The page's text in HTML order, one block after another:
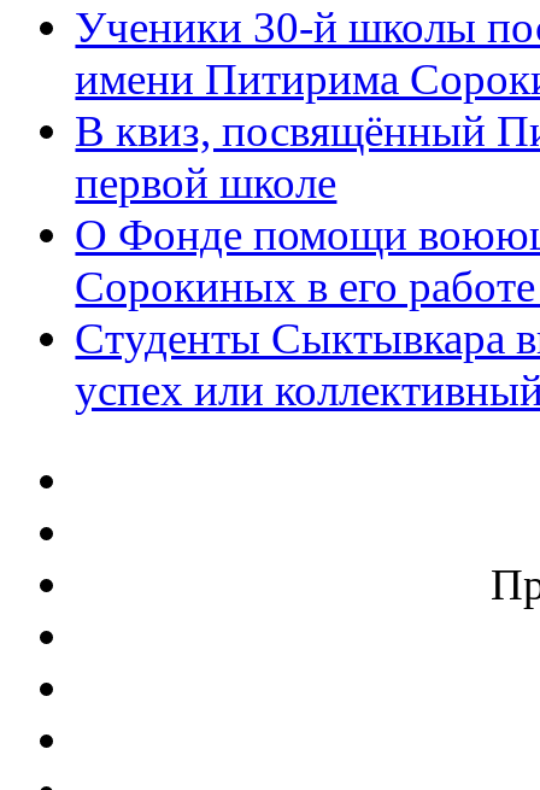
Ученики 30-й школы
имени Питирима
В квиз, посвящённый
первой школе
О Фонде помощи
Сорокиных в его
Студенты Сыктывкара
успех или